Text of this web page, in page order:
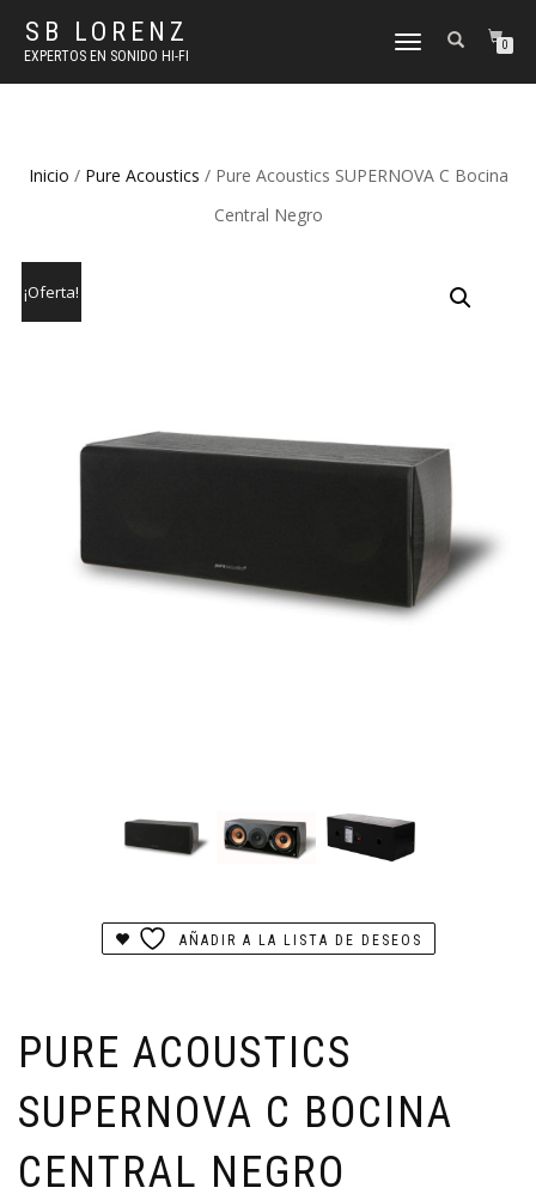
SB LORENZ
EXPERTOS EN SONIDO HI-FI
TOGGLE
0
Inicio / Pure Acoustics / Pure Acoustics SUPERNOVA C Bocina
Central Negro
¡Oferta!
AÑADIR A LA LISTA DE DESEOS
PURE ACOUSTICS
SUPERNOVA C BOCINA
CENTRAL NEGRO